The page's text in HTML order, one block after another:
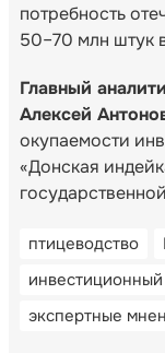
потребность
50–70 млн штук
Главный
Алексей
окупаемости
«Донская
птицеводство
экспертные